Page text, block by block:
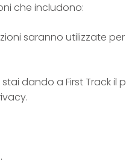
che includono:
saranno utilizzate
dando a First Track il